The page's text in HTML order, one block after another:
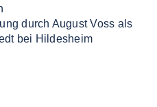
durch August Voss als
bei Hildesheim